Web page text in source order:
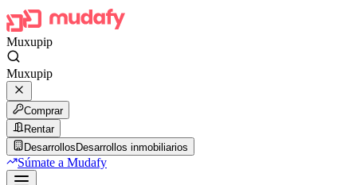
Muxupip
Muxupip
Comprar
Rentar
Desarrollos Desarrollos inmobiliarios
Súmate a Mudafy